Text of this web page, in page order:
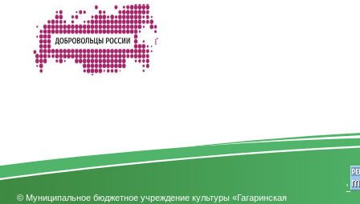
© Муниципальное бюджетное учреждение культуры «Гагаринская
'